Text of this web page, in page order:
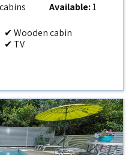
Available:1
✔ Wooden cabin
✔ TV